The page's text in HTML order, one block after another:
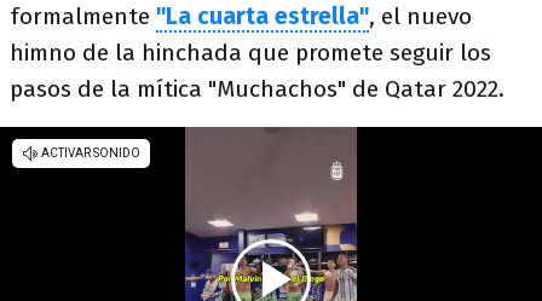
formalmente "La cuarta estrella", el nuevo
himno de la hinchada que promete seguir los
pasos de la mítica "Muchachos" de Qatar 2022.